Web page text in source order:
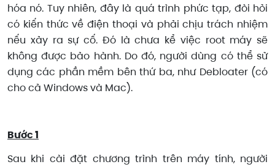
hóa nó. Tuy nhiên, đây là quá trình phức tạp, đòi hỏi
có kiến thức về điện thoại và phải chịu trách nhiệm
nếu xảy ra sự cố. Đó là chưa kể việc root máy sẽ
không được bảo hành. Do đó, người dùng có thể sử
dụng các phần mềm bên thứ ba, như Debloater (có
cho cả Windows và Mac).
Bước 1
Sau khi cài đặt chương trình trên máy tính, người